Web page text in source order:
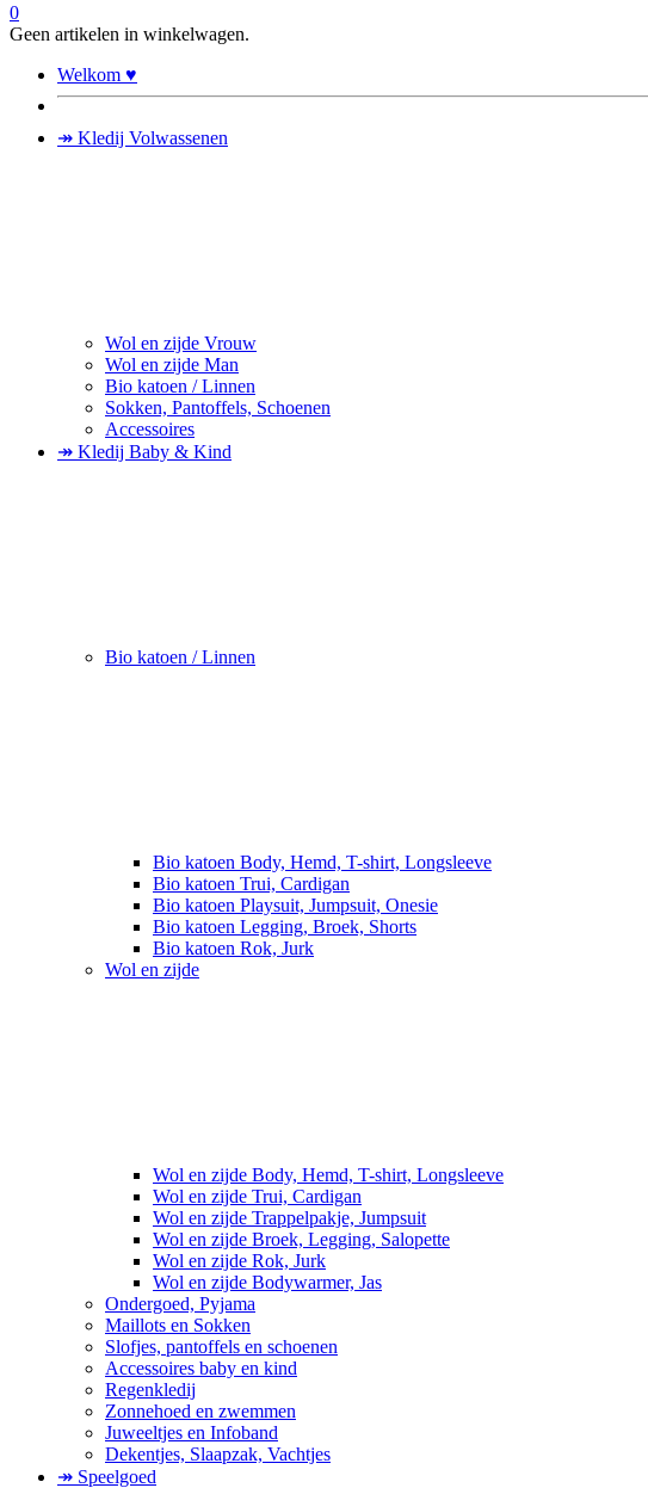
0
Geen artikelen in winkelwagen.
Welkom ♥
↠ Kledij Volwassenen
Wol en zijde Vrouw
Wol en zijde Man
Bio katoen / Linnen
Sokken, Pantoffels, Schoenen
Accessoires
↠ Kledij Baby & Kind
Bio katoen / Linnen
Bio katoen Body, Hemd, T-shirt, Longsleeve
Bio katoen Trui, Cardigan
Bio katoen Playsuit, Jumpsuit, Onesie
Bio katoen Legging, Broek, Shorts
Bio katoen Rok, Jurk
Wol en zijde
Wol en zijde Body, Hemd, T-shirt, Longsleeve
Wol en zijde Trui, Cardigan
Wol en zijde Trappelpakje, Jumpsuit
Wol en zijde Broek, Legging, Salopette
Wol en zijde Rok, Jurk
Wol en zijde Bodywarmer, Jas
Ondergoed, Pyjama
Maillots en Sokken
Slofjes, pantoffels en schoenen
Accessoires baby en kind
Regenkledij
Zonnehoed en zwemmen
Juweeltjes en Infoband
Dekentjes, Slaapzak, Vachtjes
↠ Speelgoed